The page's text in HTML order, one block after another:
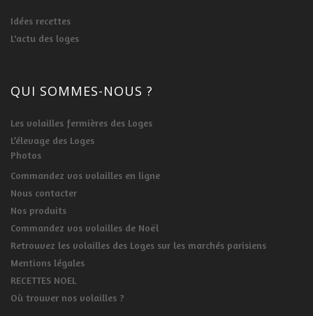
Idées recettes
L'actu des loges
QUI SOMMES-NOUS ?
Les volailles fermières des Loges
L’élevage des Loges
Photos
Commandez vos volailles en ligne
Nous contacter
Nos produits
Commandez vos volailles de Noël
Retrouvez les volailles des Loges sur les marchés parisiens
Mentions légales
RECETTES NOEL
Où trouver nos volailles ?